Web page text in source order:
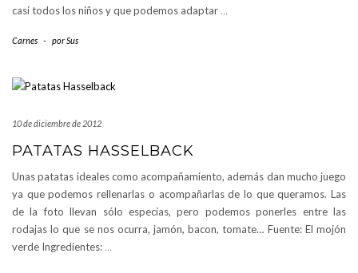
casi todos los niños y que podemos adaptar …
Carnes - porSus
10 de diciembre de 2012
PATATAS HASSELBACK
Unas patatas ideales como acompañamiento, además dan mucho juego
ya que podemos rellenarlas o acompañarlas de lo que queramos. Las
de la foto llevan sólo especias, pero podemos ponerles entre las
rodajas lo que se nos ocurra, jamón, bacon, tomate… Fuente: El mojón
verde Ingredientes: …